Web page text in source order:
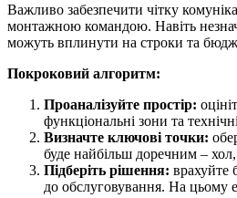
Важливо забезпечити чітку
монтажною командою. Навіть
можуть вплинути на строки та
Покроковий алгоритм:
Проаналізуйте простір:
функціональні зони та
Визначте ключові точки:
буде найбільш доречним –
Підберіть рішення: врахуйте
до обслуговування. На цьому